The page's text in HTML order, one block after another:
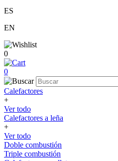
ES
EN
0
0
Calefactores
+
Ver todo
Calefactores a leña
+
Ver todo
Doble combustión
Triple combustión